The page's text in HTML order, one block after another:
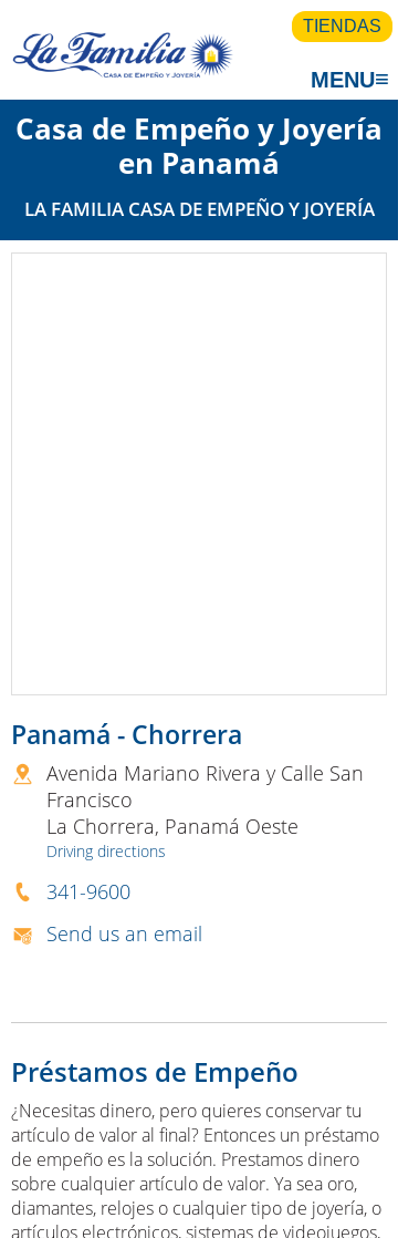
TIENDAS
MENU≡
Casa de Empeño y Joyería
en Panam
LA FAMILIA CASA DE EMPEÑO Y JOYERÍA
Panamá - Chorrera
Avenida Mariano Rivera y Calle San
Francisco
La Chorrera, Panamá Oeste
Driving directions
341-9600
Send us an email
Préstamos de Empeño
¿Necesitas dinero, pero quieres conservar tu
artículo de valor al final? Entonces un préstamo
de empeño es la solución. Prestamos dinero
sobre cualquier artículo de valor. Ya sea oro,
diamantes, relojes o cualquier tipo de joyería, o
artículos electrónicos, sistemas de videojuegos,